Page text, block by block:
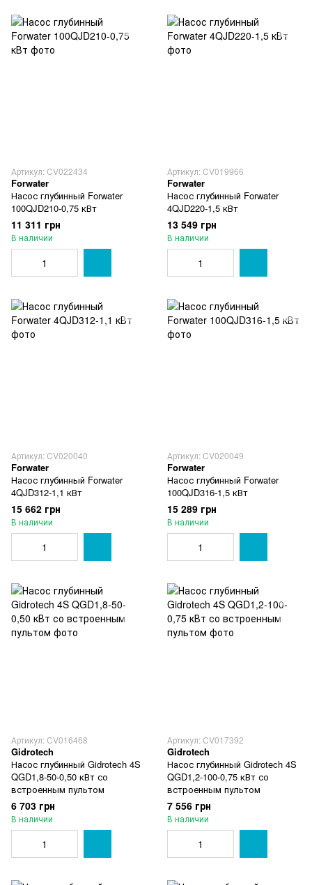
Артикул: CV022434
Forwater
Насос глубинный Forwater
100QJD210-0,75 кВт
11 311 грн
В наличии
Артикул: CV019966
Forwater
Насос глубинный Forwater
4QJD220-1,5 кВт
13 549 грн
В наличии
Артикул: CV020040
Forwater
Насос глубинный Forwater
4QJD312-1,1 кВт
15 662 грн
В наличии
Артикул: CV020049
Forwater
Насос глубинный Forwater
100QJD316-1,5 кВт
15 289 грн
В наличии
Артикул: CV016468
Gidrotech
Насос глубинный Gidrotech 4S
QGD1,8-50-0,50 кВт со
встроенным пультом
6 703 грн
В наличии
Артикул: CV017392
Gidrotech
Насос глубинный Gidrotech 4S
QGD1,2-100-0,75 кВт со
встроенным пультом
7 556 грн
В наличии